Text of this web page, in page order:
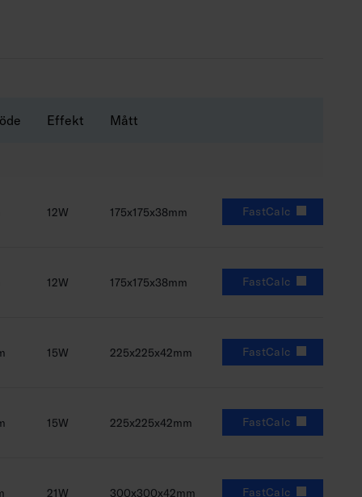
Effekt Mått
12W 175x175x38mm FastCalc
12W 175x175x38mm FastCalc
15W 225x225x42mm FastCalc
15W 225x225x42mm FastCalc
21W 300x300x42mm FastCalc